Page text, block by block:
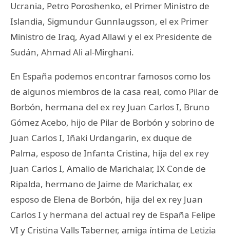
Ucrania, Petro Poroshenko, el Primer Ministro de
Islandia, Sigmundur Gunnlaugsson, el ex Primer
Ministro de Iraq, Ayad Allawi y el ex Presidente de
Sudán, Ahmad Ali al-Mirghani.
En España podemos encontrar famosos como los
de algunos miembros de la casa real, como Pilar de
Borbón, hermana del ex rey Juan Carlos I, Bruno
Gómez Acebo, hijo de Pilar de Borbón y sobrino de
Juan Carlos I, Iñaki Urdangarin, ex duque de
Palma, esposo de Infanta Cristina, hija del ex rey
Juan Carlos I, Amalio de Marichalar, IX Conde de
Ripalda, hermano de Jaime de Marichalar, ex
esposo de Elena de Borbón, hija del ex rey Juan
Carlos I y hermana del actual rey de España Felipe
VI y Cristina Valls Taberner, amiga íntima de Letizia